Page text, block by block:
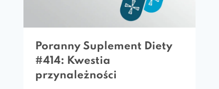
Poranny Suplement Diety
#414: Kwestia
przynależności